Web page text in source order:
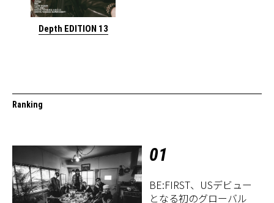
Depth EDITION 13
Ranking
01
BE:FIRST、USデビュー
となる初のグローバル